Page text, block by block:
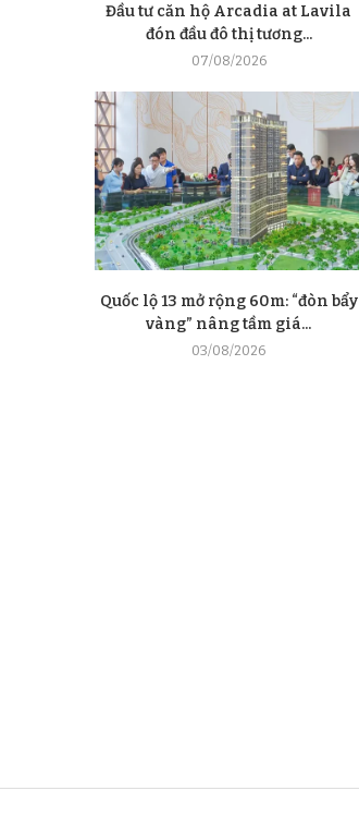
Đầu tư căn hộ Arcadia at Lavila
đón đầu đô thị tương...
07/08/2026
Quốc lộ 13 mở rộng 60m: “đòn bẩy
vàng” nâng tầm giá...
03/08/2026